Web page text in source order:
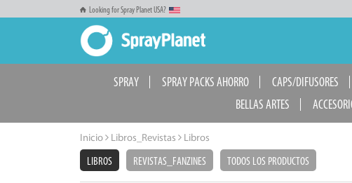
Looking for Spray Planet USA?
SPRAY SPRAY PACKS AHORRO CAPS/DIFUSORES
BELLAS ARTES
Inicio Libros_Revistas Libros
LIBROS REVISTAS_FANZINES TODOS LOS PRODUCTOS